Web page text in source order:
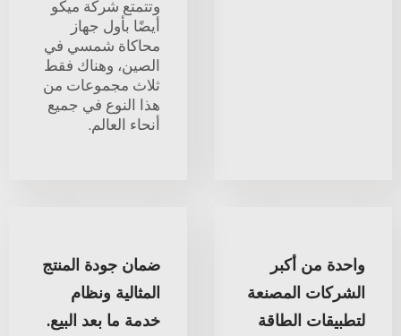
وتتمتع شركة ميكو
أيضًا بأول جهاز
محاكاة شمسي في
الصين، وهناك فقط
ثلاث مجموعات من
هذا النوع في جميع
أنحاء العالم.
واحدة من أكبر
الشركات المصنعة
لتطبيقات الطاقة
ضمان جودة المنتج
المثالية ونظام
خدمة ما بعد البيع.